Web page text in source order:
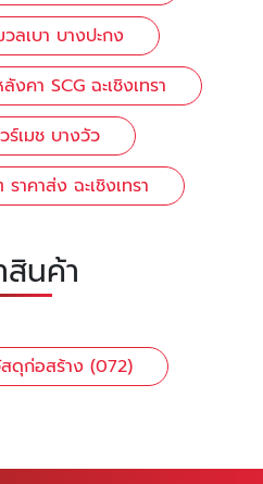
ลเบา บางปะกง
งคา SCG ฉะเชิงเทรา
ร์เมช บางวัว
าคาส่ง ฉะเชิงเทรา
สินค้า
ดุก่อสร้าง (072)